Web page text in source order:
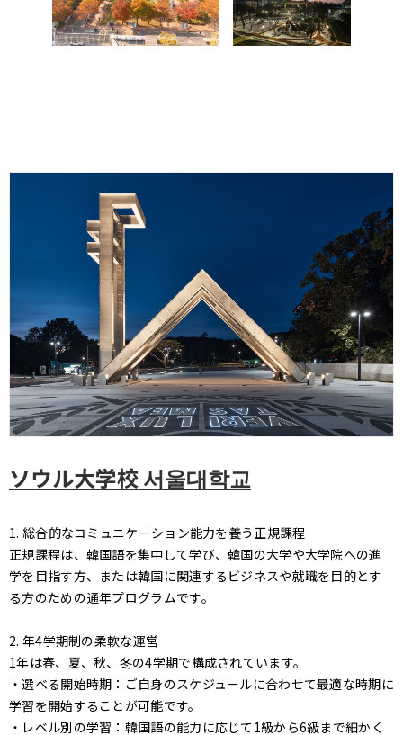
ソウル大学校 서울대학교
1. 総合的なコミュニケーション能力を養う正規課程
正規課程は、韓国語を集中して学び、韓国の大学や大学院への進
学を目指す方、または韓国に関連するビジネスや就職を目的とす
る方のための通年プログラムです。
2. 年4学期制の柔軟な運営
1年は春、夏、秋、冬の4学期で構成されています。
・選べる開始時期：ご自身のスケジュールに合わせて最適な時期に
学習を開始することが可能です。
・レベル別の学習：韓国語の能力に応じて1級から6級まで細かく